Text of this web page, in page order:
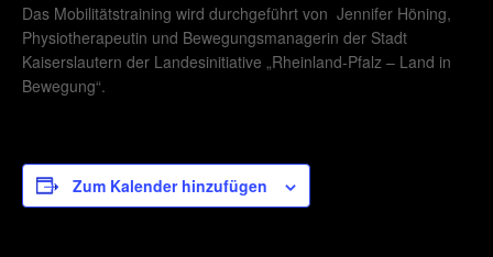
Das Mobilitätstraining wird durchgeführt von Jennifer Höning,
Physiotherapeutin und Bewegungsmanagerin der Stadt
Kaiserslautern der Landesinitiative „Rheinland-Pfalz – Land in
Bewegung“.
Zum Kalender hinzufügen